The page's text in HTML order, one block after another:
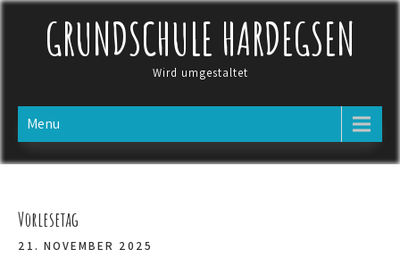
Skip
GRUNDSCHULE HARDEGSEN
Wird umgestaltet
Menu
Vorlesetag
21. NOVEMBER 2025